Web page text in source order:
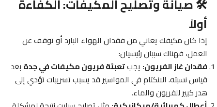
🛠️ صيانة وتصليح المكيفات: الكفاءة
أولاً
إذا كان مكيفك يعاني من فقدان الهواء البارد أو توقف عن
العمل، فهناك سببان رئيسيان:
فقدان غاز الفريون: يجبتعبئة فريون مكيفات في جدة بعد
قياس نسبته. الانكتام في المواسير قد يسبب تسريبات تؤدي إلى
هدر كبير للفريون والماء.